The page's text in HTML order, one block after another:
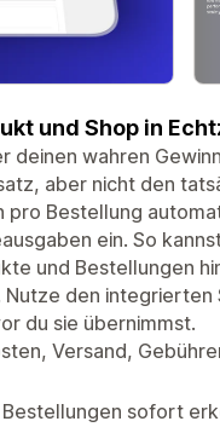
und Shop in
wahren
aber nicht den
pro Bestellung
ein. So
und Bestellungen
den integrierten
du sie übernimmst.
Versand,
sofort